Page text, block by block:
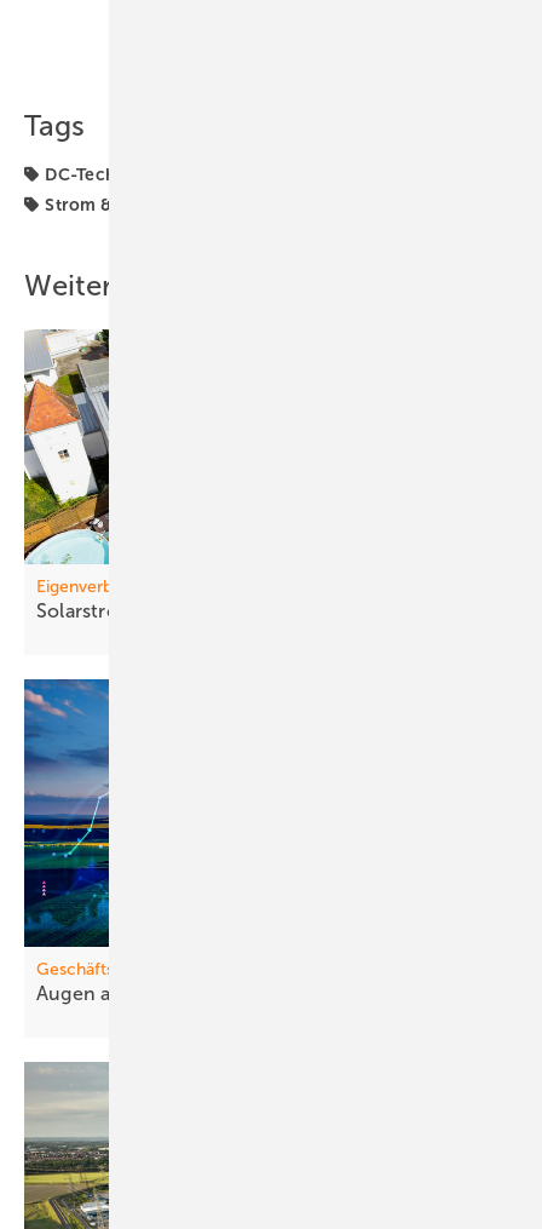
Tags
DC-Technik
Strom & Wärme
Weitere Inhalte
Eigenverbrauch
Solarstrom entlastet
Geschäftsmodelle
Augen auf bei m